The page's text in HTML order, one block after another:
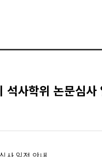
사학위 논문심사